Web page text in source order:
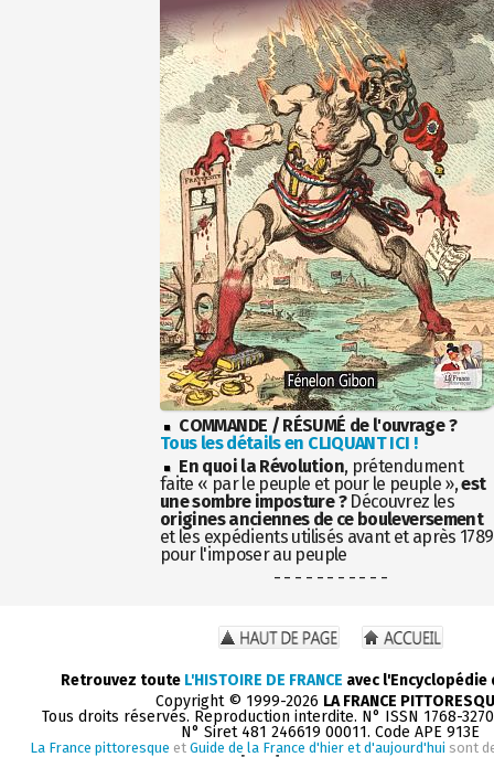
COMMANDE / RÉSUMÉ de l'ouvrage ?
Tous les détails en CLIQUANT ICI !
En quoi la Révolution, prétendument
faite « par le peuple et pour le peuple »,est
une sombre imposture ?Découvrez les
origines anciennes de ce bouleversement
et les expédients utilisés avant et après 1789
pour l'imposer au peuple
- - - - - - - - - - -
Retrouvez toute L'HISTOIRE DE FRANCE avec
Copyright © 1999-2026 LA FRANCE
Tous droits réservés. Reproduction interdite. N° ISSN 1768-
N° Siret 481 246619 00011. Code APE 913E
La France pittoresque et Guide de la France d'hier et d'aujourd'hui sont